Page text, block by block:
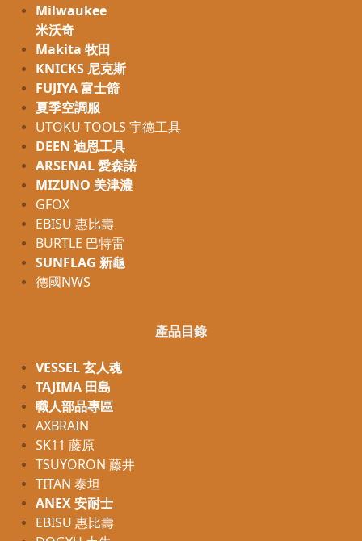
Milwaukee
米沃奇
Makita 牧田
KNICKS 尼克斯
FUJIYA 富士箭
夏季空調服
UTOKU TOOLS 宇德工具
DEEN 迪恩工具
ARSENAL 愛森諾
MIZUNO 美津濃
GFOX
EBISU 惠比壽
BURTLE 巴特雷
SUNFLAG 新龜
德國NWS
產品目錄
VESSEL 玄人魂
TAJIMA 田島
職人部品專區
AXBRAIN
SK11 藤原
TSUYORON 藤井
TITAN 泰坦
ANEX 安耐士
EBISU 惠比壽